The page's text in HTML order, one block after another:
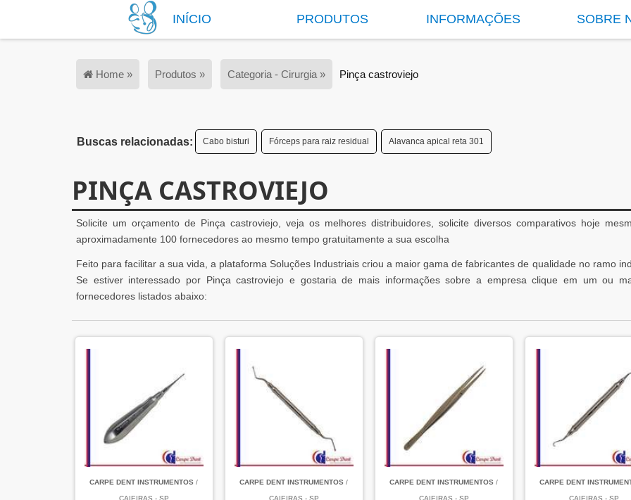
INÍCIO PRODUTOS INFORMAÇÕES SOBRE
Home » Produtos » Categoria - Cirurgia » Pinça castroviejo
Buscas relacionadas: Cabo bisturi Fórceps para raiz residual Alavanca apical reta 301
PINÇA CASTROVIEJO
Solicite um orçamento de Pinça castroviejo, veja os melhores distribuidores, solicite diversos comparativos hoje
aproximadamente 100 fornecedores ao mesmo tempo gratuitamente a sua escolha
Feito para facilitar a sua vida, a plataforma Soluções Industriais criou a maior gama de fabricantes de qualidade no ramo
Se estiver interessado por Pinça castroviejo e gostaria de mais informações sobre a empresa clique em um ou
fornecedores listados abaixo:
CARPE DENT INSTRUMENTOS /
CAIEIRAS - SP
CARPE DENT INSTRUMENTOS /
CAIEIRAS - SP
CARPE DENT INSTRUMENTOS /
CAIEIRAS - SP
CARPE DENT
CAIEIRAS - SP